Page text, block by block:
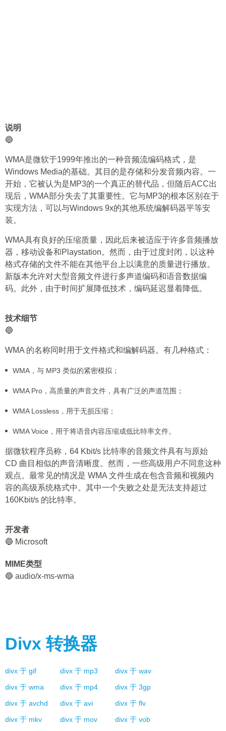
说明
🔵
WMA是微软于1999年推出的一种音频流编码格式，是
Windows Media的基础。其目的是存储和分发音频内容。一
开始，它被认为是MP3的一个真正的替代品，但随后ACC出
现后，WMA部分失去了其重要性。它与MP3的根本区别在于
实现方法，可以与Windows 9x的其他系统编解码器平等安
装。
WMA具有良好的压缩质量，因此后来被适应于许多音频播放
器，移动设备和Playstation。然而，由于过度封闭，以这种
格式存储的文件不能在其他平台上以满意的质量进行播放。
新版本允许对大型音频文件进行多声道编码和语音数据编
码。此外，由于时间扩展降低技术，编码延迟显着降低。
技术细节
🔵
WMA 的名称同时用于文件格式和编解码器。有几种格式：
WMA，与 MP3 类似的紧密模拟；
WMA Pro，高质量的声音文件，具有广泛的声道范围；
WMA Lossless，用于无损压缩；
WMA Voice，用于将语音内容压缩成低比特率文件。
据微软程序员称，64 Kbit/s 比特率的音频文件具有与原始
CD 曲目相似的声音清晰度。然而，一些高级用户不同意这种
观点。最常见的情况是 WMA 文件生成在包含音频和视频内
容的高级系统格式中。其中一个失败之处是无法支持超过
160Kbit/s 的比特率。
开发者
🔵 Microsoft
MIME类型
🔵 audio/x-ms-wma
Divx 转换器
divx 于 gif divx 于 mp3 divx 于 wav
divx 于 wma divx 于 mp4 divx 于 3gp
divx 于 avchd divx 于 avi divx 于 flv
divx 于 mkv divx 于 mov divx 于 vob